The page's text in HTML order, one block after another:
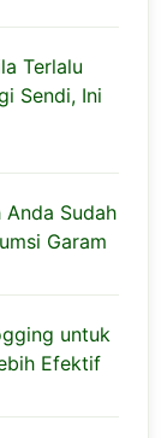
Terlalu
Sendi, Ini
Anda Sudah
Garam
untuk
Efektif